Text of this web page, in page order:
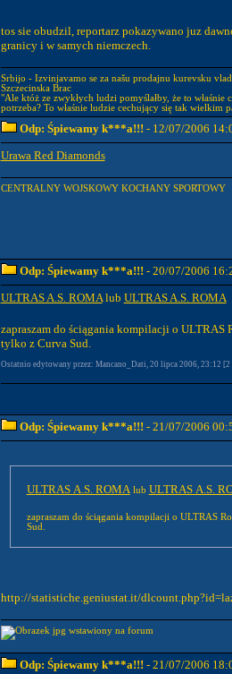
tos sie obudzil, reportarz pokazywano juz
granicy i w samych niemczech.
Srbijo - Izvinjavamo se za našu prodajnu kurevsku
Szczecinska Brac
"Ale któż ze zwykłych ludzi pomyślałby, że to
potrzeba? To właśnie ludzie cechujący się tak
Odp: Śpiewamy k***a!!! - 12/07/2006
Urawa Red Diamonds
CENTRALNY WOJSKOWY KOCHANY SPORTOWY
Odp: Śpiewamy k***a!!! - 20/07/2006
ULTRAS A.S. ROMAlub ULTRAS A.S. ROMA
zapraszam do ściągania kompilacji o ULTRAS
tylko z Curva Sud.
Ostatnio edytowany przez: Mancano_Dati, 20 lipca 2006, 23:12 [2
Odp: Śpiewamy k***a!!! - 21/07/2006
ULTRAS A.S. ROMA lub ULTRAS A.S.
zapraszam do ściągania kompilacji o ULTRAS
Sud.
http://statistiche.geniustat.it/
Odp: Śpiewamy k***a!!! - 21/07/2006